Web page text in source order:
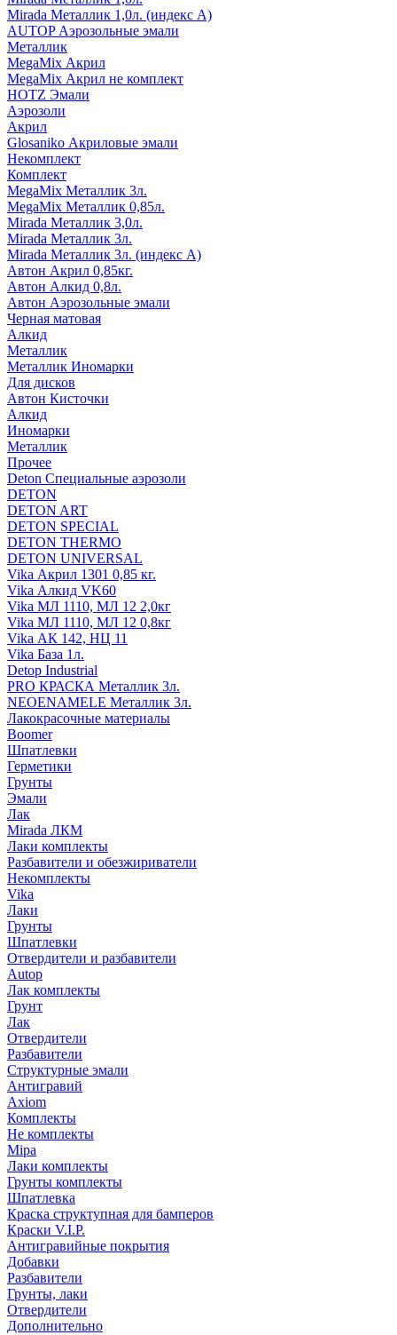
Mirada Металлик 1,0л. (индекс А)
AUTOP Аэрозольные эмали
Металлик
MegaMix Акрил
MegaMix Акрил не комплект
HOTZ Эмали
Аэрозоли
Акрил
Glosaniko Акриловые эмали
Некомплект
Комплект
MegaMix Металлик 3л.
MegaMix Металлик 0,85л.
Mirada Металлик 3,0л.
Mirada Металлик 3л.
Mirada Металлик 3л. (индекс А)
Автон Акрил 0,85кг.
Автон Алкид 0,8л.
Автон Аэрозольные эмали
Черная матовая
Алкид
Металлик
Металлик Иномарки
Для дисков
Автон Кисточки
Алкид
Иномарки
Металлик
Прочее
Deton Специальные аэрозоли
DETON
DETON ART
DETON SPECIAL
DETON THERMO
DETON UNIVERSAL
Vika Акрил 1301 0,85 кг.
Vika Алкид VK60
Vika МЛ 1110, МЛ 12 2,0кг
Vika МЛ 1110, МЛ 12 0,8кг
Vika АК 142, НЦ 11
Vika База 1л.
Detop Industrial
PRO КРАСКА Металлик 3л.
NEOENAMELE Металлик 3л.
Лакокрасочные материалы
Boomer
Шпатлевки
Герметики
Грунты
Эмали
Лак
Mirada ЛКМ
Лаки комплекты
Разбавители и обезжириватели
Некомплекты
Vika
Лаки
Грунты
Шпатлевки
Отвердители и разбавители
Autop
Лак комплекты
Грунт
Лак
Отвердители
Разбавители
Структурные эмали
Антигравий
Axiom
Комплекты
Не комплекты
Mipa
Лаки комплекты
Грунты комплекты
Шпатлевка
Краска структупная для бамперов
Краски V.I.P.
Антигравийные покрытия
Добавки
Разбавители
Грунты, лаки
Отвердители
Дополнительно